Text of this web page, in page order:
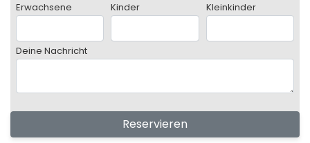
Erwachsene Kinder Kleinkinder
Deine Nachricht
Reservieren